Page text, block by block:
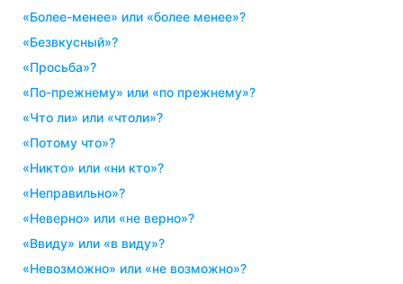
«более-менее» или «более менее»?
«безвкусный»?
«просьба»?
«по-прежнему» или «по прежнему»?
«что ли» или «чтоли»?
«потому что»?
«никто» или «ни кто»?
«неправильно»?
«неверно» или «не верно»?
«ввиду» или «в виду»?
«невозможно» или «не возможно»?